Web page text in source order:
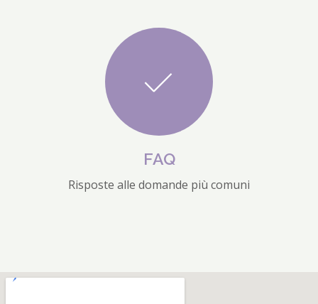
FAQ
Risposte alle domande più comuni